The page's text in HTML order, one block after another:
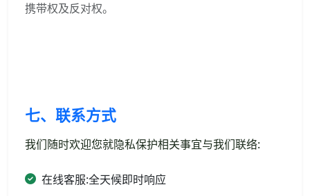
携带权及反对权。
七、联系方式
我们随时欢迎您就隐私保护相关事宜与我们联络:
在线客服:全天候即时响应